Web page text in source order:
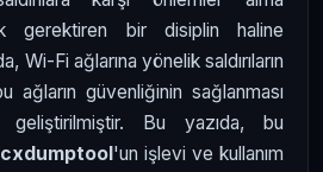
gerektiren bir disiplin haline
Wi-Fi ağlarına yönelik saldırıların
ağların güvenliğinin sağlanması
Bu yazıda, bu
'un işlevi ve kullanım